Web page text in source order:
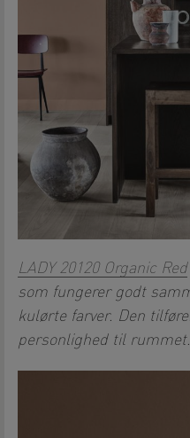
LADY 20120 Organic Red
som fungerer godt
kulørte farver. Den
personlighed til rummet.